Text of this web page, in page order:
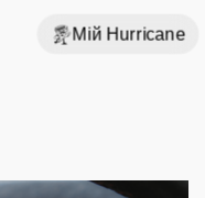
Мій Hurricane